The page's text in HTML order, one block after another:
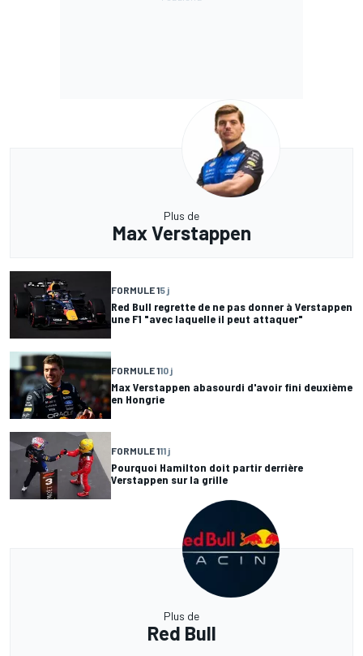
Plus de
Max Verstappen
FORMULE 15 j
Red Bull regrette de ne pas donner à Verstappen
une F1 "avec laquelle il peut attaquer"
FORMULE 110 j
Max Verstappen abasourdi d'avoir fini deuxième
en Hongrie
FORMULE 111 j
Pourquoi Hamilton doit partir derrière
Verstappen sur la grille
Plus de
Red Bull